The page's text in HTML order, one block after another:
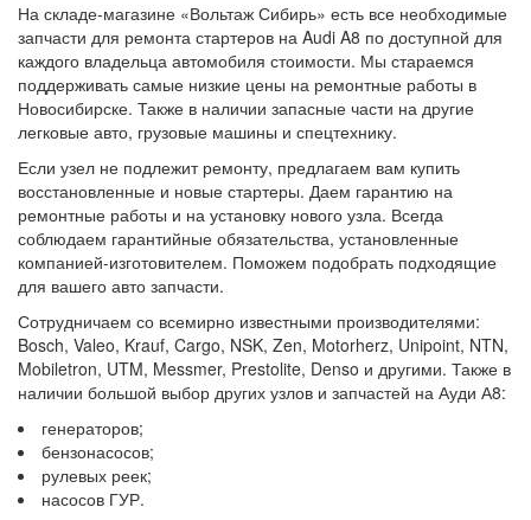
На складе-магазине «Вольтаж Сибирь» есть все необходимые
запчасти для ремонта стартеров на Audi A8 по доступной для
каждого владельца автомобиля стоимости. Мы стараемся
поддерживать самые низкие цены на ремонтные работы в
Новосибирске. Также в наличии запасные части на другие
легковые авто, грузовые машины и спецтехнику.
Если узел не подлежит ремонту, предлагаем вам купить
восстановленные и новые стартеры. Даем гарантию на
ремонтные работы и на установку нового узла. Всегда
соблюдаем гарантийные обязательства, установленные
компанией-изготовителем. Поможем подобрать подходящие
для вашего авто запчасти.
Сотрудничаем со всемирно известными производителями:
Bosch, Valeo, Krauf, Cargo, NSK, Zen, Motorherz, Unipoint, NTN,
Mobiletron, UTM, Messmer, Prestolite, Denso и другими. Также в
наличии большой выбор других узлов и запчастей на Ауди А8:
генераторов;
бензонасосов;
рулевых реек;
насосов ГУР.